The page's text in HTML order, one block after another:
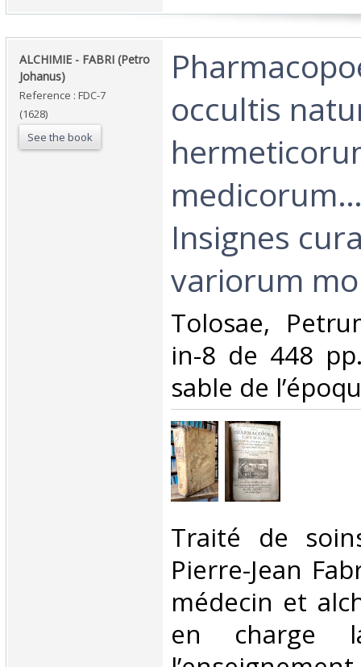
‎ALCHIMIE - FABRI (Petro
Johanus)‎
Reference : FDC-7
(1628)
See the book
occultis
Insignes
variorum
‎Tolosae,
in-8 de 448
sable de
‎Traité de
Pierre-Jean
médecin et
en charge